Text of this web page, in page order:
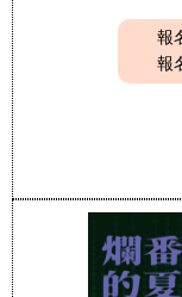
報
報